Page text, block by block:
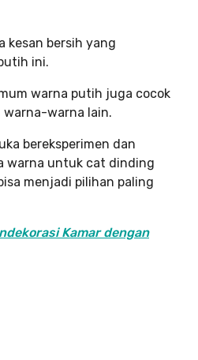
kesan bersih yang
ini.
warna putih juga cocok
warna-warna lain.
bereksperimen dan
warna untuk cat dinding
menjadi pilihan paling
Kamar dengan